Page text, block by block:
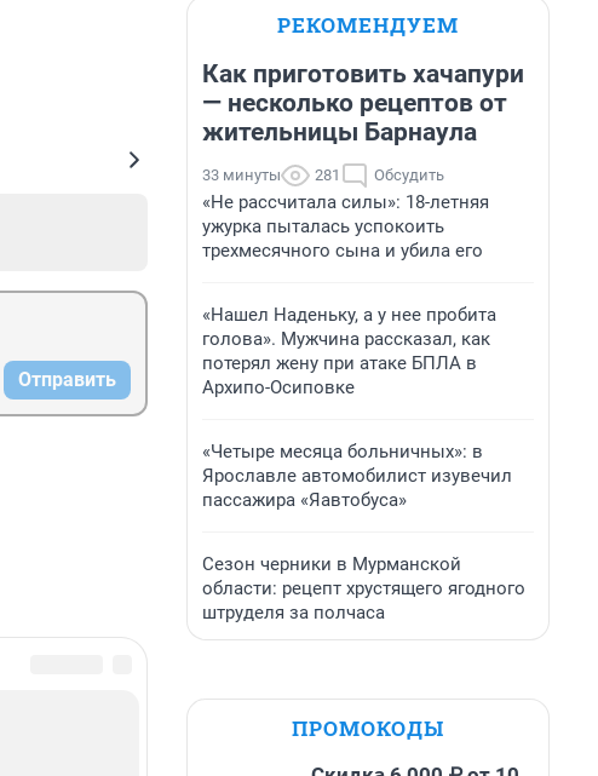
Отправить
РЕКОМЕНДУЕМ
Как приготовить хачапури
— несколько рецептов от
жительницы Барнаула
33 минуты 281 Обсудить
«Не рассчитала силы»: 18-летняя
ужурка пыталась успокоить
трехмесячного сына и убила его
«Нашел Наденьку, а у нее пробита
голова». Мужчина рассказал, как
потерял жену при атаке БПЛА в
Архипо-Осиповке
«Четыре месяца больничных»: в
Ярославле автомобилист изувечил
пассажира «Яавтобуса»
Сезон черники в Мурманской
области: рецепт хрустящего ягодного
штруделя за полчаса
ПРОМОКОДЫ